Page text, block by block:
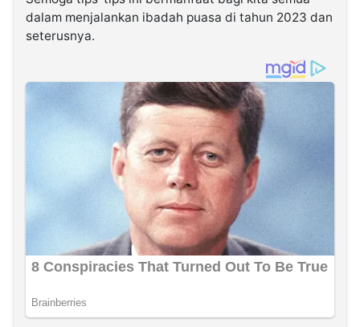
dalam menjalankan ibadah puasa di tahun 2023 dan
seterusnya.